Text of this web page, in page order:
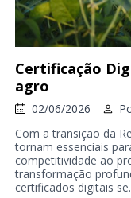
Certificação
agro
02/06/2026
Com a transição da
tornam essenciais
competitividade ao
transformação
certificados digitais